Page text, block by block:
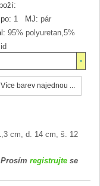
1 MJ: pár
95% polyuretan,5%
Více barev najednou ...
cm, d. 14 cm, š. 12
registrujte se